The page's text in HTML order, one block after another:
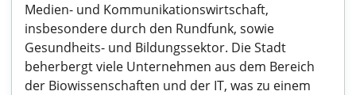
Medien- und Kommunikationswirtschaft,
insbesondere durch den Rundfunk, sowie
Gesundheits- und Bildungssektor. Die Stadt
beherbergt viele Unternehmen aus dem Bereich
der Biowissenschaften und der IT, was zu einem